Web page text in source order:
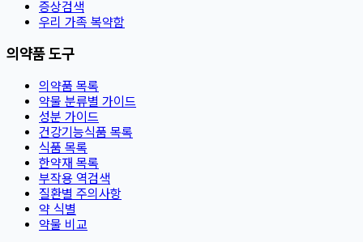
증상검색
우리 가족 복약함
의약품 도구
의약품 목록
약물 분류별 가이드
성분 가이드
건강기능식품 목록
식품 목록
한약재 목록
부작용 역검색
질환별 주의사항
약 식별
약물 비교